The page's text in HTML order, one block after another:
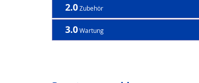
2.0Zubehör
3.0Wartung